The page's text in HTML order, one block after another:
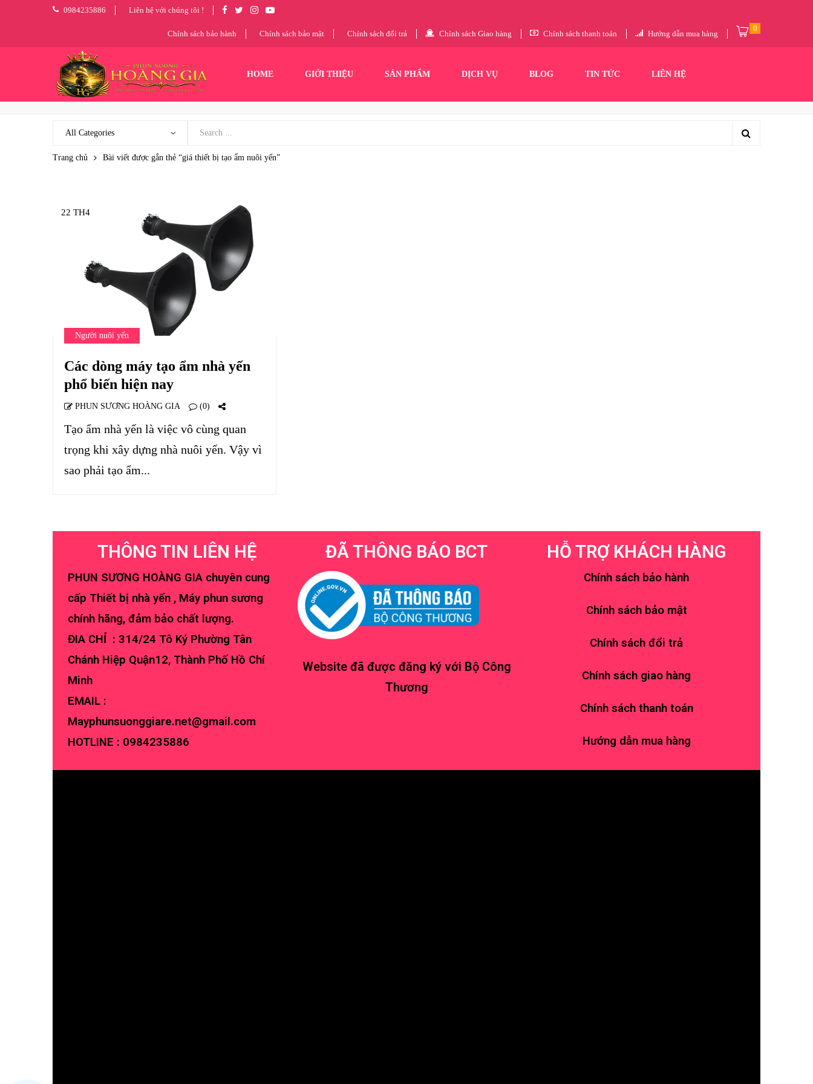
0984235886 Liên hệ với chúng tôi !
Chính sách bảo hành Chính sách bảo mật Chính sách đổi trả Chính sách Giao hàng Chính sách thanh toán Hướng dẫn mua hàng
0
HOME GIỚI THIỆU SẢN PHẨM DỊCH VỤ BLOG TIN TỨC LIÊN HỆ
Trang chủ Bài viết được gắn thẻ “giá thiết bị tạo ẩm nuôi yến”
22 TH4
Người nuôi yến
Các dòng máy tạo ẩm nhà yến
phổ biến hiện nay
PHUN SƯƠNG HOÀNG GIA (0)
Tạo ẩm nhà yến là việc vô cùng quan
trọng khi xây dựng nhà nuôi yến. Vậy vì
sao phải tạo ẩm...
THÔNG TIN LIÊN HỆ
PHUN SƯƠNG HOÀNG GIA chuyên cung
cấp Thiết bị nhà yến , Máy phun sương
chính hãng, đảm bảo chất lượng.
ĐIA CHỈ : 314/24 Tô Ký Phường Tân
Chánh Hiệp Quận12, Thành Phố Hồ Chí
Minh
EMAIL :
Mayphunsuonggiare.net@gmail.com
HOTLINE : 0984235886
ĐÃ THÔNG BÁO BCT
Website đã được đăng ký với Bộ Công
Thương
HỖ TRỢ KHÁCH HÀNG
Chính sách bảo hành
Chính sách bảo mật
Chính sách đổi trả
Chính sách giao hàng
Chính sách thanh toán
Hướng dẫn mua hàng